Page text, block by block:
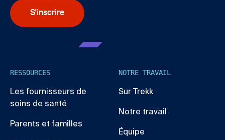
S'inscrire
RESSOURCES
Les fournisseurs de
soins de santé
Parents et familles
NOTRE TRAVAIL
Sur Trekk
Notre travail
Équipe